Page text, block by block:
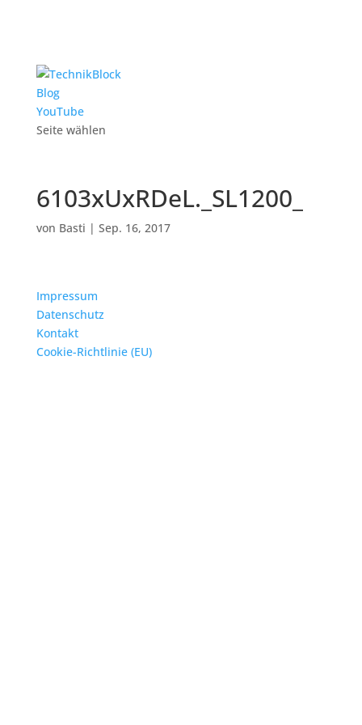
Blog
YouTube
Seite wählen
6103xUxRDeL._SL1200_
von Basti | Sep. 16, 2017
Impressum
Datenschutz
Kontakt
Cookie-Richtlinie (EU)